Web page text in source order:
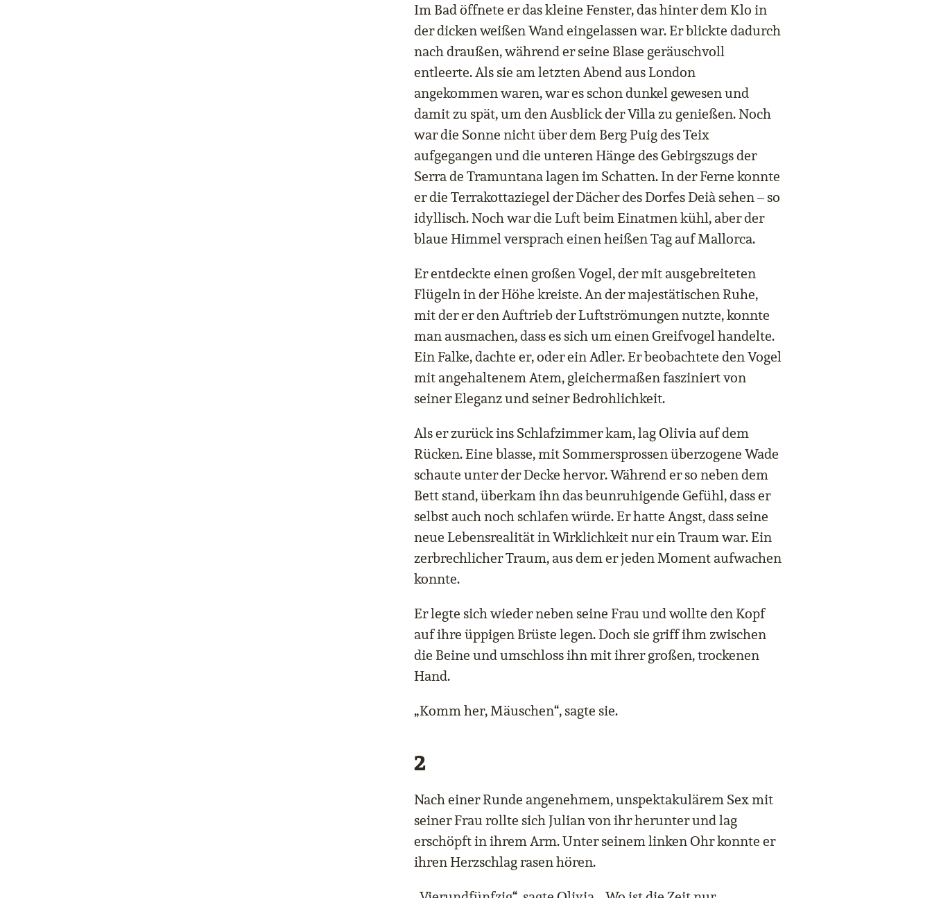
Im Bad öffnete er das kleine Fenster, das hinter dem Klo in
der dicken weißen Wand eingelassen war. Er blickte dadurch
nach draußen, während er seine Blase geräuschvoll
entleerte. Als sie am letzten Abend aus London
angekommen waren, war es schon dunkel gewesen und
damit zu spät, um den Ausblick der Villa zu genießen. Noch
war die Sonne nicht über dem Berg Puig des Teix
aufgegangen und die unteren Hänge des Gebirgszugs der
Serra de Tramuntana lagen im Schatten. In der Ferne konnte
er die Terrakottaziegel der Dächer des Dorfes Deià sehen – so
idyllisch. Noch war die Luft beim Einatmen kühl, aber der
blaue Himmel versprach einen heißen Tag auf Mallorca.
Er entdeckte einen großen Vogel, der mit ausgebreiteten
Flügeln in der Höhe kreiste. An der majestätischen Ruhe,
mit der er den Auftrieb der Luftströmungen nutzte, konnte
man ausmachen, dass es sich um einen Greifvogel handelte.
Ein Falke, dachte er, oder ein Adler. Er beobachtete den Vogel
mit angehaltenem Atem, gleichermaßen fasziniert von
seiner Eleganz und seiner Bedrohlichkeit.
Als er zurück ins Schlafzimmer kam, lag Olivia auf dem
Rücken. Eine blasse, mit Sommersprossen überzogene Wade
schaute unter der Decke hervor. Während er so neben dem
Bett stand, überkam ihn das beunruhigende Gefühl, dass er
selbst auch noch schlafen würde. Er hatte Angst, dass seine
neue Lebensrealität in Wirklichkeit nur ein Traum war. Ein
zerbrechlicher Traum, aus dem er jeden Moment aufwachen
konnte.
Er legte sich wieder neben seine Frau und wollte den Kopf
auf ihre üppigen Brüste legen. Doch sie griff ihm zwischen
die Beine und umschloss ihn mit ihrer großen, trockenen
Hand.
„Komm her, Mäuschen“, sagte sie.
2
Nach einer Runde angenehmem, unspektakulärem Sex mit
seiner Frau rollte sich Julian von ihr herunter und lag
erschöpft in ihrem Arm. Unter seinem linken Ohr konnte er
ihren Herzschlag rasen hören.